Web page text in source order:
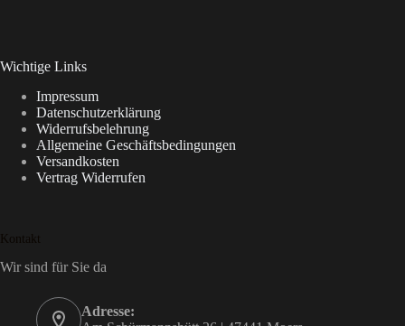
Wichtige Links
Impressum
Datenschutzerklärung
Widerrufsbelehrung
Allgemeine Geschäftsbedingungen
Versandkosten
Vertrag Widerrufen
Kontakt
Wir sind für Sie da
Adresse: